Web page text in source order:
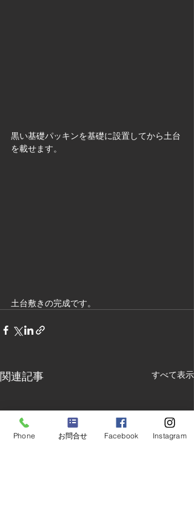
黒い基礎パッキンを基礎に設置してから土台
を載せます。
土台敷きの完成です。
関連記事 すべて表示
Phone お問合せ Facebook Instagram